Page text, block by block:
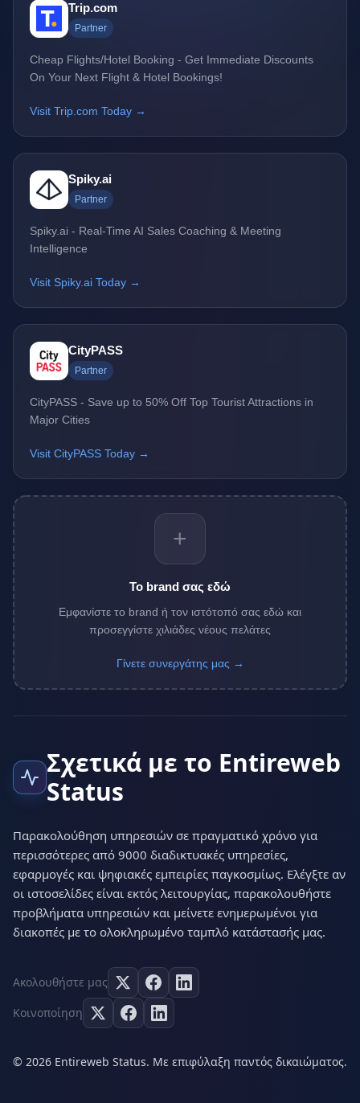
Trip.com
Partner
Cheap Flights/Hotel Booking - Get Immediate Discounts
On Your Next Flight & Hotel Bookings!
Visit Trip.com Today →
Spiky.ai
Partner
Spiky.ai - Real-Time AI Sales Coaching & Meeting
Intelligence
Visit Spiky.ai Today →
CityPASS
Partner
CityPASS - Save up to 50% Off Top Tourist Attractions in
Major Cities
Visit CityPASS Today →
+
Το brand σας εδώ
Εμφανίστε το brand ή τον ιστότοπό σας εδώ και
προσεγγίστε χιλιάδες νέους πελάτες
Γίνετε συνεργάτης μας →
Σχετικά με το Entireweb
Status
Παρακολούθηση υπηρεσιών σε πραγματικό χρόνο για
περισσότερες από 9000 διαδικτυακές υπηρεσίες,
εφαρμογές και ψηφιακές εμπειρίες παγκοσμίως. Ελέγξτε αν
οι ιστοσελίδες είναι εκτός λειτουργίας, παρακολουθήστε
προβλήματα υπηρεσιών και μείνετε ενημερωμένοι για
διακοπές με το ολοκληρωμένο ταμπλό κατάστασής μας.
Ακολουθήστε μας
Κοινοποίηση
© 2026 Entireweb Status. Με επιφύλαξη παντός δικαιώματος.